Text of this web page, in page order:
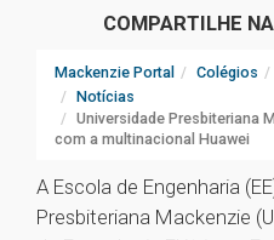
COMPARTILHE
Mackenzie Portal Colégios
Notícias
Universidade Presbiteriana
com a multinacional Huawei
A Escola de Engenharia
Presbiteriana Mackenzie